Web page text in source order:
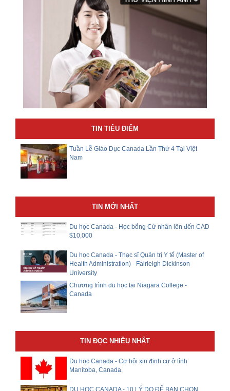
TIN TIÊU ĐIỂM
Tuần Lễ Giáo Dục Canada Lần Thứ 4 Tại Việt
Nam
TIN MỚI NHẤT
Du học Canada - Học bổng Cử nhân lên đến CAD
$10,000
Du học Canada - Thạc sĩ Quản trị Y tế (Master of
Health Administration) - Fairleigh Dickinson
University
Chương trình du học tại Niagara College -
Canada
TIN ĐỌC NHIỀU NHẤT
Du học Canada - Cơ hội xin định cư ở tỉnh
Manitoba, Canada.